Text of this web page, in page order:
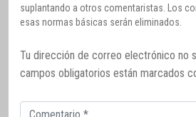
suplantando a otros comentaristas. Los
esas normas básicas serán eliminados.
Tu dirección de correo electrónico no
campos obligatorios están marcados
Comentario